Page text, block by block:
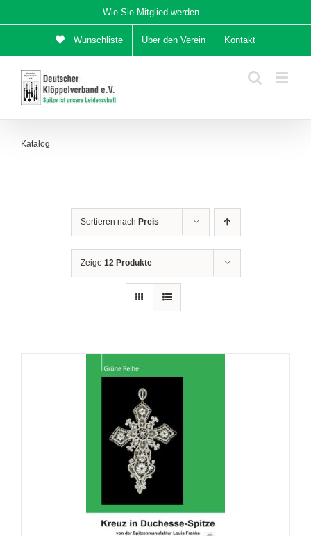
Inhalt
Wie Sie Mitglied werden…
Wunschliste Über den Verein Kontakt
Katalog
Sortieren nach Preis
Zeige 12 Produkte